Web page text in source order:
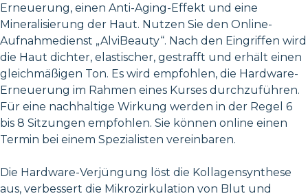
Erneuerung, einen Anti-Aging-Effekt und eine
Mineralisierung der Haut. Nutzen Sie den Online-
Aufnahmedienst „AlviBeauty“. Nach den Eingriffen wird
die Haut dichter, elastischer, gestrafft und erhält einen
gleichmäßigen Ton. Es wird empfohlen, die Hardware-
Erneuerung im Rahmen eines Kurses durchzuführen.
Für eine nachhaltige Wirkung werden in der Regel 6
bis 8 Sitzungen empfohlen. Sie können online einen
Termin bei einem Spezialisten vereinbaren.
Die Hardware-Verjüngung löst die Kollagensynthese
aus, verbessert die Mikrozirkulation von Blut und